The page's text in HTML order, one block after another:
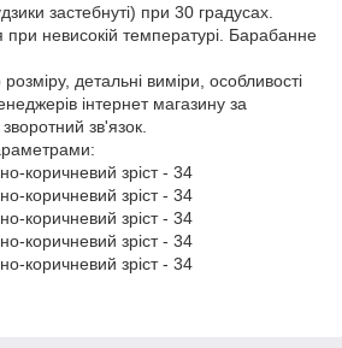
застебнуті) при 30 градусах.
при невисокій температурі. Барабанне
детальні виміри, особливості
інтернет магазину за
зв'язок.
коричневий зріст - 34
коричневий зріст - 34
коричневий зріст - 34
коричневий зріст - 34
коричневий зріст - 34